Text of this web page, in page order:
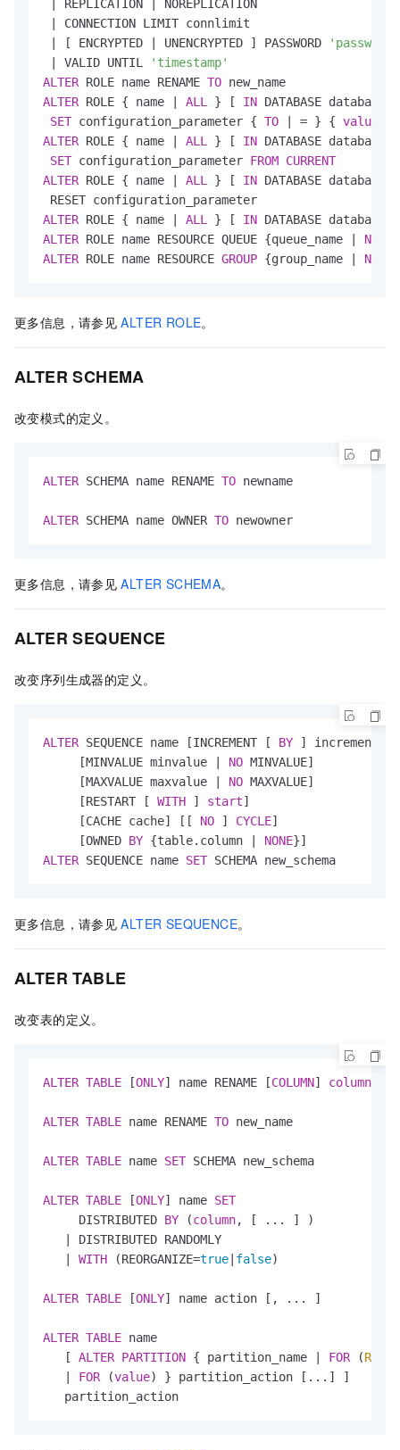
REPLICATION
NOREPLICATION
CONNECTION LIMIT connlimit
[ ENCRYPTED UNENCRYPTED ] PASSWORD
'password'
VALID UNTIL
'timestamp'
ALTER ROLE name RENAME TO
ALTER ROLE { name ALL } [ IN DATABASE
SET configuration_parameter { TO = } { value
ALTER ROLE { name ALL } [ IN DATABASE
SET configuration_parameter FROM CURRENT
ALTER ROLE { name ALL } [ IN DATABASE
ALTER ROLE { name ALL } [ IN DATABASE
ALTER ROLE name RESOURCE QUEUE {queue_name
NONE
ALTER ROLE name RESOURCE GROUP {group_name NONE
更多信息，请参见 ALTER ROLE。
ALTER SCHEMA
改变模式的定义。
ALTER SCHEMA name RENAME TO newname
ALTER SCHEMA name OWNER TO newowner
更多信息，请参见 ALTER SCHEMA。
ALTER SEQUENCE
改变序列生成器的定义。
ALTER SEQUENCE name [INCREMENT [ BY ] increment]
     [MINVALUE minvalue
NO MINVALUE]
     [MAXVALUE maxvalue
NO MAXVALUE]
     [RESTART [
WITH ] start]
     [CACHE cache] [[
NO ] CYCLE]
     [OWNED
BY {table.column NONE
ALTER SEQUENCE name SET SCHEMA new_schema
更多信息，请参见 ALTER SEQUENCE。
ALTER TABLE
改变表的定义。
ALTER TABLE [ONLY] name RENAME [COLUMN] column
ALTER TABLE name RENAME TO new_name
ALTER TABLE name SET SCHEMA new_schema
ALTER TABLE [ONLY] name SET
     DISTRIBUTED
BY (column, [ ... ] )
DISTRIBUTED RANDOMLY
WITH (REORGANIZE=true false)
ALTER TABLE [ONLY] name action [, ... ]
ALTER TABLE name
   [
ALTER PARTITION { partition_name FOR (RANK
FOR (value) } partition_action [...] ]
   partition_action